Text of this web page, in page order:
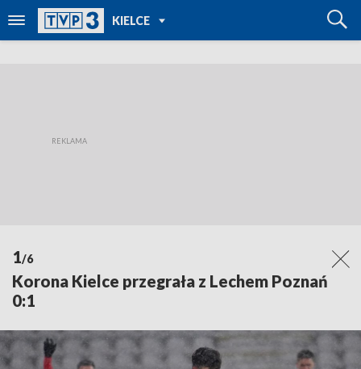
KIELCE
TVP REGIONY
1/6
Korona Kielce przegrała z Lechem Poznań
0:1